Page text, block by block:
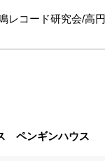
レコード研究会/高
ペンギンハウス